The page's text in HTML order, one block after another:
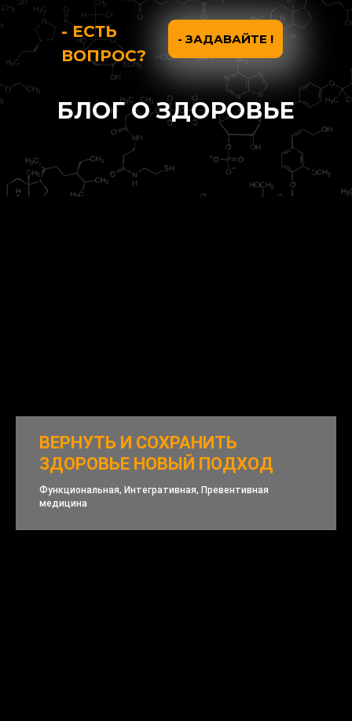
БЛОГ О ЗДОРОВЬЕ
- ЗАДАВАЙТЕ !
- ЕСТЬ
ВОПРОС?
ВЕРНУТЬ И СОХРАНИТЬ
ЗДОРОВЬЕ НОВЫЙ ПОДХОД
Функциональная, Интегративная, Превентивная
медицина